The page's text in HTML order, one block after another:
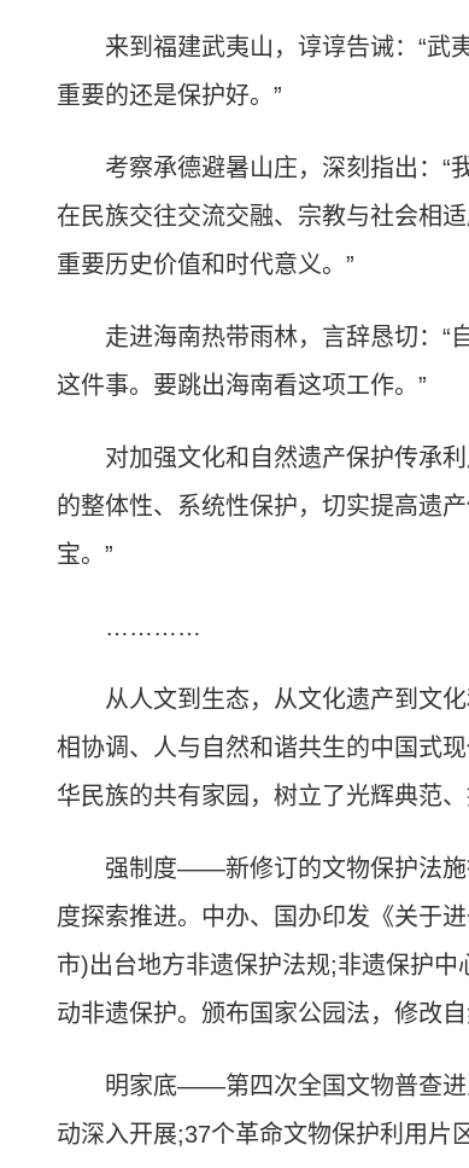
来到福建武夷山，谆谆告诫：“武
重要的还是保护好。”
考察承德避暑山庄，深刻指出：“我
在民族交往交流交融、宗教与社会相
重要历史价值和时代意义。”
走进海南热带雨林，言辞恳切：“
这件事。要跳出海南看这项工作。”
对加强文化和自然遗产保护传承利
的整体性、系统性保护，切实提高遗
宝。”
…………
从人文到生态，从文化遗产到文化
相协调、人与自然和谐共生的中国式
华民族的共有家园，树立了光辉典范、
强制度——新修订的文物保护法施行
度探索推进。中办、国办印发《关于
市)出台地方非遗保护法规;非遗保护
动非遗保护。颁布国家公园法，修改
明家底——第四次全国文物普查进
动深入开展;37个革命文物保护利用片